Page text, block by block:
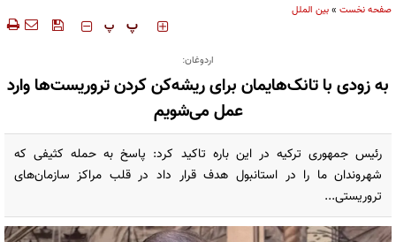
صفحه نخست »بین الملل
‍‍‍ پ پ
اردوغان:
به زودی با تانک‌هایمان برای ریشه‌کن کردن تروریست‌ها وارد
عمل می‌شویم
رئیس جمهوری ترکیه در این باره تاکید کرد: پاسخ به حمله کثیفی که
شهروندان ما را در استانبول هدف قرار داد در قلب مراکز سازمان‌های
تروریستی...